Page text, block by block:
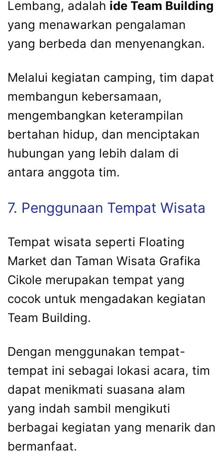
Lembang, adalah ide Team Building
yang menawarkan pengalaman
yang berbeda dan menyenangkan.
Melalui kegiatan camping, tim dapat
membangun kebersamaan,
mengembangkan keterampilan
bertahan hidup, dan menciptakan
hubungan yang lebih dalam di
antara anggota tim.
7. Penggunaan Tempat Wisata
Tempat wisata seperti Floating
Market dan Taman Wisata Grafika
Cikole merupakan tempat yang
cocok untuk mengadakan kegiatan
Team Building.
Dengan menggunakan tempat-
tempat ini sebagai lokasi acara, tim
dapat menikmati suasana alam
yang indah sambil mengikuti
berbagai kegiatan yang menarik dan
bermanfaat.